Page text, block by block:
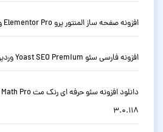
افزونه صفحه ساز المنتور پرو Elementor Pro وردپرس نسخه 4.2.1
افزونه فارسی سئو Yoast SEO Premium وردپرس نسخه حرفه ای 28.1
3.0.118